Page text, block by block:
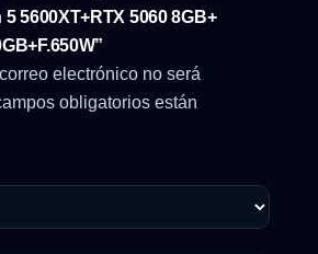
5600XT+RTX 5060 8GB+
electrónico no será
obligatorios están